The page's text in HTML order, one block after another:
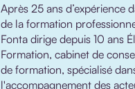
Après 25 ans d’expérience
de la formation
Fonta dirige depuis 10 ans
Formation, cabinet de
de formation, spécialisé
l'accompagnement des